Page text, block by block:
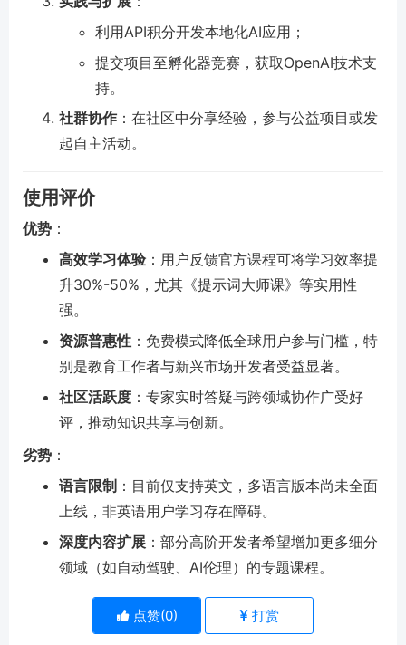
利用API积分开发本地化AI应用；
提交项目至孵化器竞赛，获取OpenAI技术支
持。
社群协作 ：在社区中分享经验，参与公益项目或发
起自主活动。
使用评价
优势 ：
高效学习体验 ：用户反馈官方课程可将学习效率提
升30%-50%，尤其《提示词大师课》等实用性
强。
资源普惠性 ：免费模式降低全球用户参与门槛，特
别是教育工作者与新兴市场开发者受益显著。
社区活跃度 ：专家实时答疑与跨领域协作广受好
评，推动知识共享与创新。
劣势 ：
语言限制 ：目前仅支持英文，多语言版本尚未全面
上线，非英语用户学习存在障碍。
深度内容扩展 ：部分高阶开发者希望增加更多细分
领域（如自动驾驶、AI伦理）的专题课程。
点赞(0) 打赏